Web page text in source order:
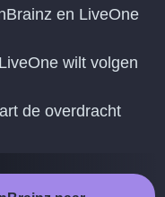
en LiveOne
wilt volgen
de overdracht